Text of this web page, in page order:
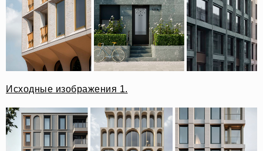
Исходные изображения 1.